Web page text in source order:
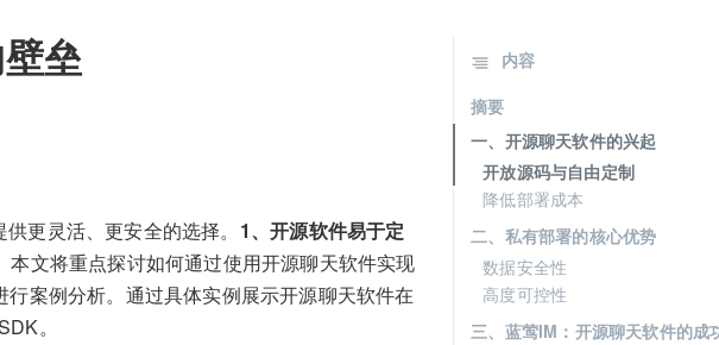
垒
更灵活、更安全的选择。 1、开源软件易于定
本文将重点探讨如何通过使用开源聊天软件实现
案例分析。通过具体实例展示开源聊天软件在
。
内容
摘要
一、开源聊天软件的兴起
开放源码与自由定制
降低部署成本
二、私有部署的核心优势
数据安全性
高度可控性
三、蓝莺IM：开源聊天软件的成